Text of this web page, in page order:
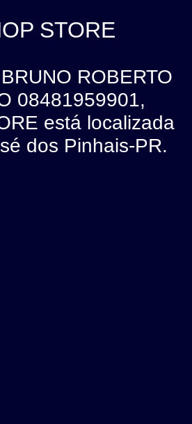
STORE
ROBERTO
08481959901,
está localizada
dos Pinhais-PR.